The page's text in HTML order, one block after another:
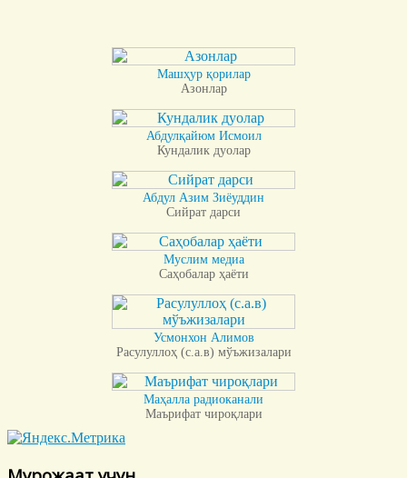
Машҳур қорилар
Азонлар
Абдулқайюм Исмоил
Кундалик дуолар
Абдул Азим Зиёуддин
Сийрат дарси
Муслим медиа
Саҳобалар ҳаёти
Усмонхон Алимов
Расулуллоҳ (с.а.в) мўъжизалари
Маҳалла радиоканали
Маърифат чироқлари